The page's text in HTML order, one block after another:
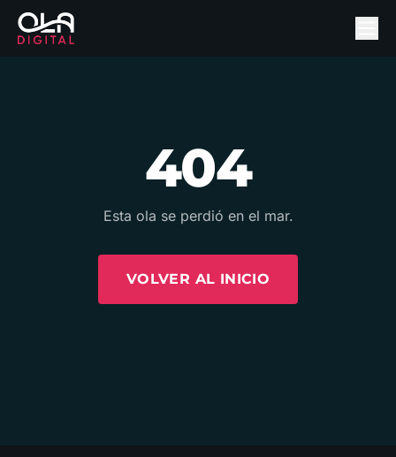
404
Esta ola se perdió en el mar.
VOLVER AL INICIO